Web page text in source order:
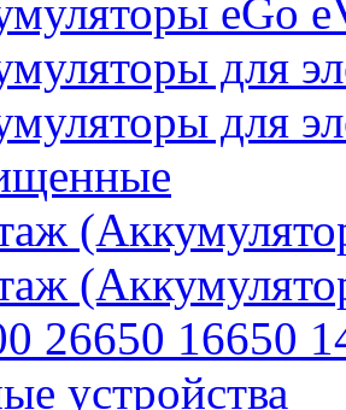
eGo
для
для
26650 16650
устройства